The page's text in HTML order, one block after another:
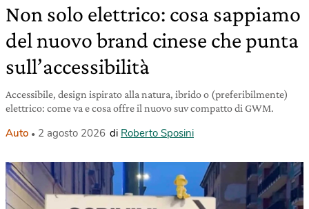
Non solo elettrico: cosa sappiamo
del nuovo brand cinese che punta
sull’accessibilità
Accessibile, design ispirato alla natura, ibrido o (preferibilmente)
elettrico: come va e cosa offre il nuovo suv compatto di GWM.
Auto 2 agosto 2026 di Roberto Sposini